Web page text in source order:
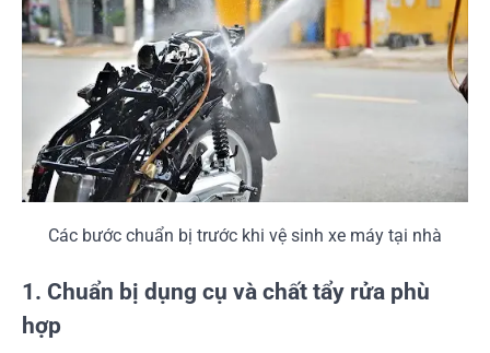
Các bước chuẩn bị trước khi vệ sinh xe máy tại nhà
1. Chuẩn bị dụng cụ và chất tẩy rửa phù
hợp